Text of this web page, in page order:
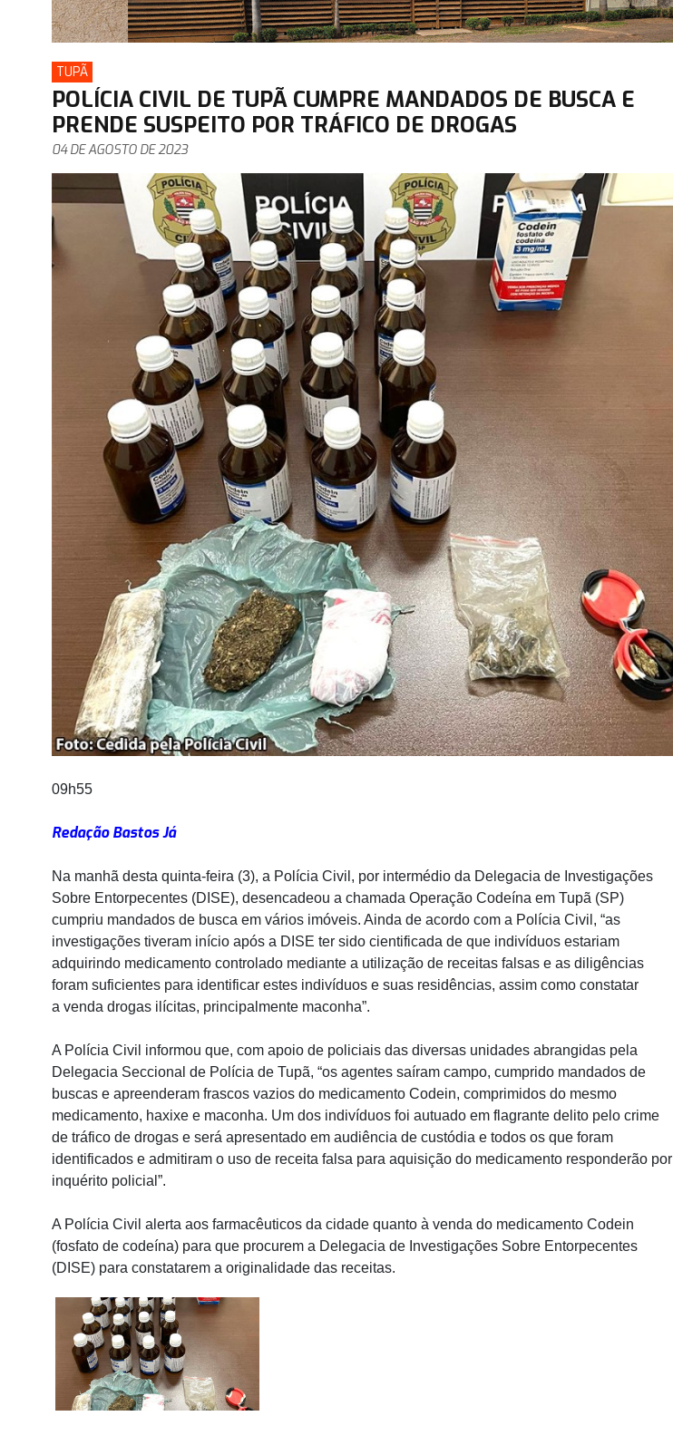
TUPÃ
POLÍCIA CIVIL DE TUPÃ CUMPRE MANDADOS DE BUSCA E
PRENDE SUSPEITO POR TRÁFICO DE DROGAS
04 DE AGOSTO DE 2023
09h55
Redação Bastos Já
Na manhã desta quinta-feira (3), a Polícia Civil, por intermédio da Delegacia de Investigações
Sobre Entorpecentes (DISE), desencadeou a chamada Operação Codeína em Tupã (SP)
cumpriu mandados de busca em vários imóveis. Ainda de acordo com a Polícia Civil, “as
investigações tiveram início após a DISE ter sido cientificada de que indivíduos estariam
adquirindo medicamento controlado mediante a utilização de receitas falsas e as diligências
foram suficientes para identificar estes indivíduos e suas residências, assim como constatar
a venda drogas ilícitas, principalmente maconha”.
A Polícia Civil informou que, com apoio de policiais das diversas unidades abrangidas pela
Delegacia Seccional de Polícia de Tupã, “os agentes saíram campo, cumprido mandados de
buscas e apreenderam frascos vazios do medicamento Codein, comprimidos do mesmo
medicamento, haxixe e maconha. Um dos indivíduos foi autuado em flagrante delito pelo crime
de tráfico de drogas e será apresentado em audiência de custódia e todos os que foram
identificados e admitiram o uso de receita falsa para aquisição do medicamento responderão por
inquérito policial”.
A Polícia Civil alerta aos farmacêuticos da cidade quanto à venda do medicamento Codein
(fosfato de codeína) para que procurem a Delegacia de Investigações Sobre Entorpecentes
(DISE) para constatarem a originalidade das receitas.